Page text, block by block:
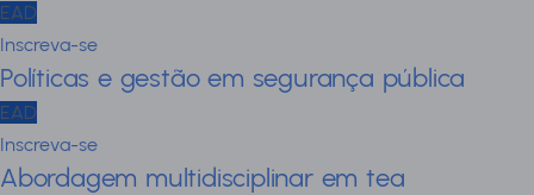
EAD
Inscreva-se
Políticas e gestão em segurança pública
EAD
Inscreva-se
Abordagem multidisciplinar em tea